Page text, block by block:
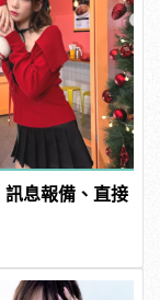
息報備、直接